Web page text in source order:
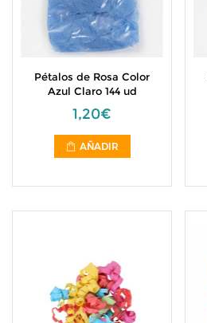
Pétalos de Rosa Color
Azul Claro 144 ud
1,20€
AÑADIR